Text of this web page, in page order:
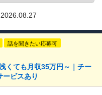
2026.08.27
話を聞きたい応募可
くても月収35万円～｜チー
ビスあり